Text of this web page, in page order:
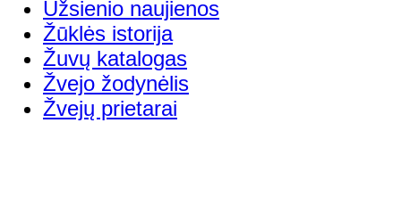
Užsienio naujienos
Žūklės istorija
Žuvų katalogas
Žvejo žodynėlis
Žvejų prietarai